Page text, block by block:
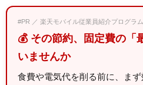
#PR ／ 楽天モバイル従業員紹介プログラム
💰 その節約、固定費の「
いませんか
食費や電気代を削る前に、ま